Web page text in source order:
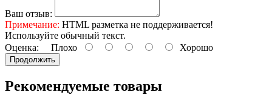
Ваш отзыв:
Примечание: HTML разметка не поддерживается!
Используйте обычный текст.
Оценка: Плохо Хорошо
Продолжить
Рекомендуемые товары